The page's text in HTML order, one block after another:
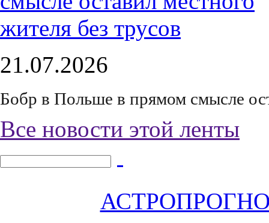
21.07.2026
Бобр в Польше в прямом смысле
Все новости этой ленты